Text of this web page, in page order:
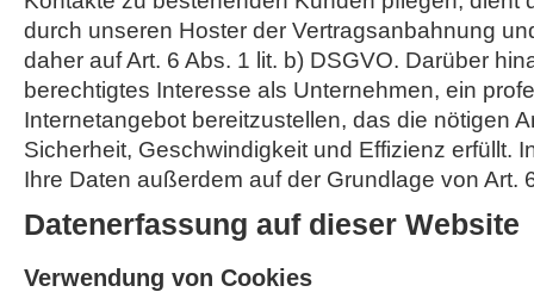
durch unseren Hoster der Vertragsanbahnung
daher auf Art. 6 Abs. 1 lit. b) DSGVO. Darüber
berechtigtes Interesse als Unternehmen, ein
Internetangebot bereitzustellen, das die nötigen
Sicherheit, Geschwindigkeit und Effizienz erfüllt.
Ihre Daten außerdem auf der Grundlage von Art.
Datenerfassung auf dieser Website
Verwendung von Cookies